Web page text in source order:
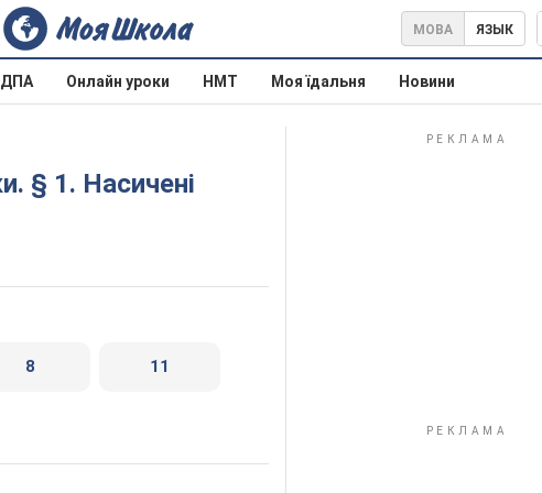
МОВА ЯЗЫК
ДПА Онлайн уроки НМТ Моя їдальня Новини
8 11